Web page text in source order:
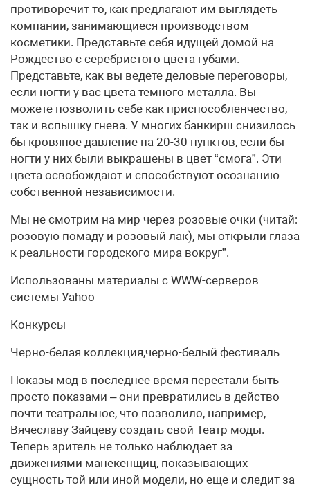
противоречит то, как предлагают им выглядеть
компании, занимающиеся производством
косметики. Представьте себя идущей домой на
Рождество с серебристого цвета губами.
Представьте, как вы ведете деловые переговоры,
если ногти у вас цвета темного металла. Вы
можете позволить себе как приспособленчество,
так и вспышку гнева. У многих банкирш снизилось
бы кровяное давление на 20-30 пунктов, если бы
ногти у них были выкрашены в цвет “смога”. Эти
цвета освобождают и способствуют осознанию
собственной независимости.
Мы не смотрим на мир через розовые очки (читай:
розовую помаду и розовый лак), мы открыли глаза
к реальности городского мира вокруг”.
Использованы материалы с WWW-cерверов
системы Уаhoo
Конкурсы
Черно-белая коллекция,черно-белый фестиваль
Показы мод в последнее время перестали быть
просто показами – они превратились в действо
почти театральное, что позволило, например,
Вячеславу Зайцеву создать свой Театр моды.
Теперь зритель не только наблюдает за
движениями манекенщиц, показывающих
сущность той или иной модели, но еще и следит за